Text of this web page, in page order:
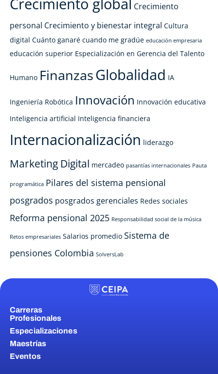
Crecimiento
personal Crecimiento y bienestar integral Cultura
digital Cuánto ganaré cuando me gradúe educación empresaria
educación superior Especialización en Gerencia del Talento
Humano FinanzasGlobalidad IA
Ingeniería Robótica Innovación Innovación educativa
Inteligencia artificial Inteligencia financiera
Internacionalización liderazgo
Marketing Digital mercadeo pasantías internacionales Pauta
programática Pilares del sistema pensional
posgrados posgrados gerenciales Redes sociales
Reforma pensional 2025 Responsabilidad social de la música
Retos empresariales Salarios promedio Sistema de
pensiones Colombia SolversLab
Carreras
Profesionales
Especializaciones
Maestrías
Eventos